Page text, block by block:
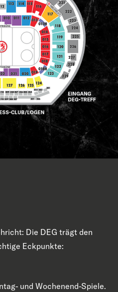
Die DEG trägt den
Eckpunkte:
und Wochenend-Spiele.